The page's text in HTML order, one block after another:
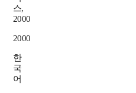
스,
2000
2000
한
국
어